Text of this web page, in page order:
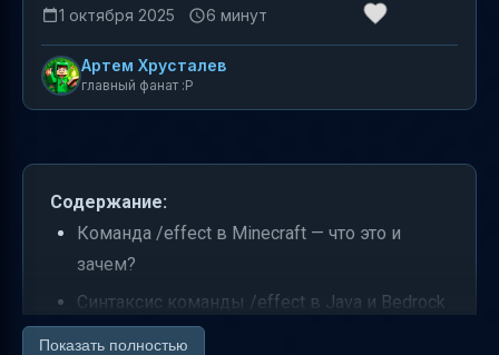
1 октября 2025 6 минут
Артем Хрусталев
главный фанат :P
Содержание:
Команда /effect в Minecraft — что это и
зачем?
Синтаксис команды /effect в Java и Bedrock
Edition
Показать полностью